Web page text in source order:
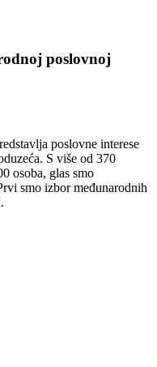
poslovnoj
poslovne interese
S više od 370
osoba, glas smo
smo izbor međunarodnih